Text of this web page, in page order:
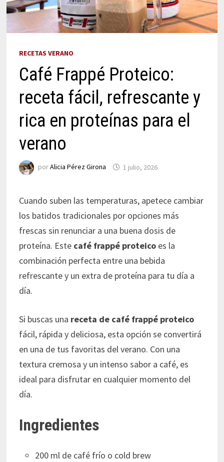
RECETAS VERANO
Café Frappé Proteico:
receta fácil, refrescante y
rica en proteínas para el
verano
porAlicia Pérez Girona 1 julio, 2026
Cuando suben las temperaturas, apetece cambiar
los batidos tradicionales por opciones más
frescas sin renunciar a una buena dosis de
proteína. Este café frappé proteicoes la
combinación perfecta entre una bebida
refrescante y un extra de proteína para tu día a
día.
Si buscas una receta de café frappé proteico
fácil, rápida y deliciosa, esta opción se convertirá
en una de tus favoritas del verano. Con una
textura cremosa y un intenso sabor a café, es
ideal para disfrutar en cualquier momento del
día.
Ingredientes
200 ml de café frío o cold brew